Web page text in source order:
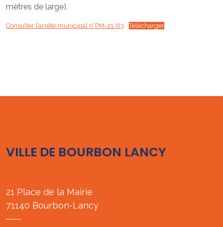
mètres de large).
Consulter l’arrêté municipal n°PM-21-63 Télécharger
VILLE DE BOURBON LANCY
21 Place de la Mairie
71140 Bourbon-Lancy